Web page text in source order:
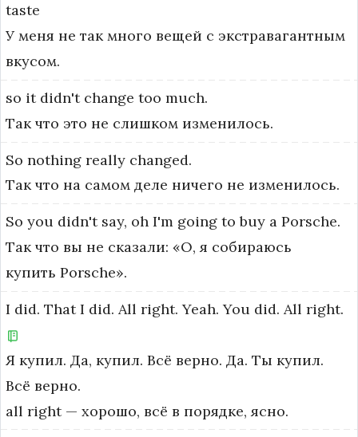
taste
У меня не так много вещей с экстравагантным
вкусом.
so it didn't change too much.
Так что это не слишком изменилось.
So nothing really changed.
Так что на самом деле ничего не изменилось.
So you didn't say, oh I'm going to buy a Porsche.
Так что вы не сказали: «О, я собираюсь
купить Porsche».
I did. That I did. All right. Yeah. You did. All right.
Я купил. Да, купил. Всё верно. Да. Ты купил.
Всё верно.
all right — хорошо, всё в порядке, ясно.